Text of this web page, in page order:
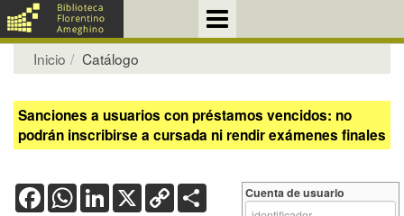
Inicio Catálogo
Sanciones a usuarios con préstamos vencidos: no
podrán inscribirse a cursada ni rendir exámenes finales
FacebookWhatsApp
LinkedIn
X Copy
Link
Cuenta de usuario